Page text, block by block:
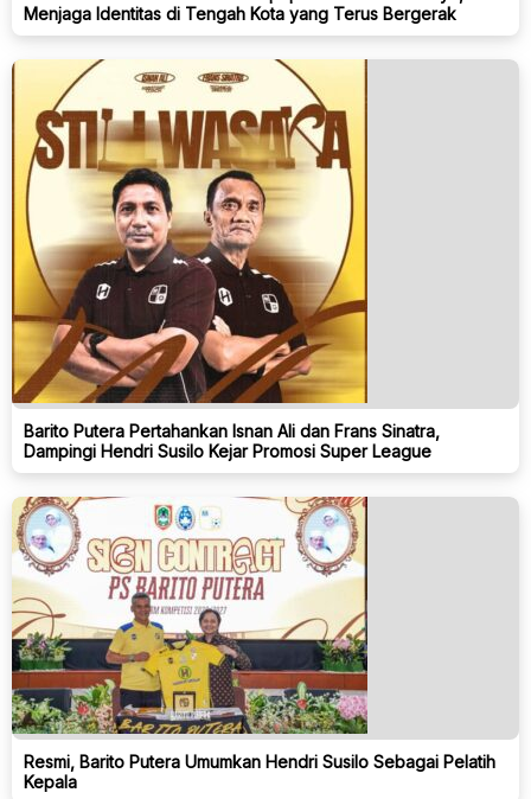
Menjaga Identitas di Tengah Kota yang Terus Bergerak
Barito Putera Pertahankan Isnan Ali dan Frans Sinatra,
Dampingi Hendri Susilo Kejar Promosi Super League
Resmi, Barito Putera Umumkan Hendri Susilo Sebagai Pelatih
Kepala